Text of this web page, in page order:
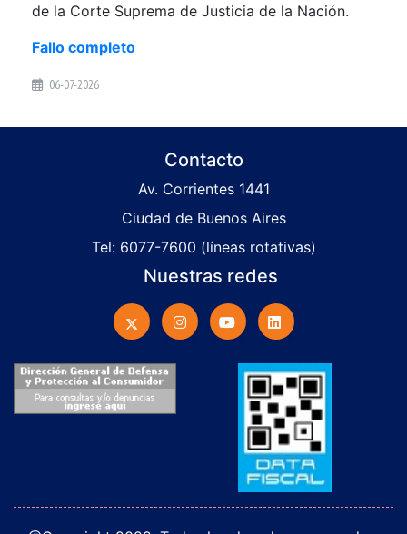
de la Corte Suprema de Justicia de la Nación.
Fallo completo
06-07-2026
Contacto
Av. Corrientes 1441
Ciudad de Buenos Aires
Tel: 6077-7600 (líneas rotativas)
Nuestras redes